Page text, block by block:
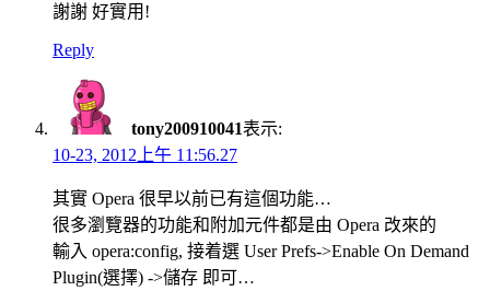
謝謝 好實用!
Reply
tony200910041表示:
10-23, 2012上午 11:56.27
其實 Opera 很早以前已有這個功能…
很多瀏覽器的功能和附加元件都是由 Opera 改來的
輸入 opera:config, 接着選 User Prefs->Enable On Demand
Plugin(選擇) ->儲存 即可…